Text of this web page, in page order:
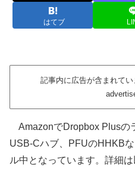
はてブ
記事内に広告が含まれて
AmazonでDropbox Plusの
USB-Cハブ、PFUのHHKB
ル中となっています。詳細は